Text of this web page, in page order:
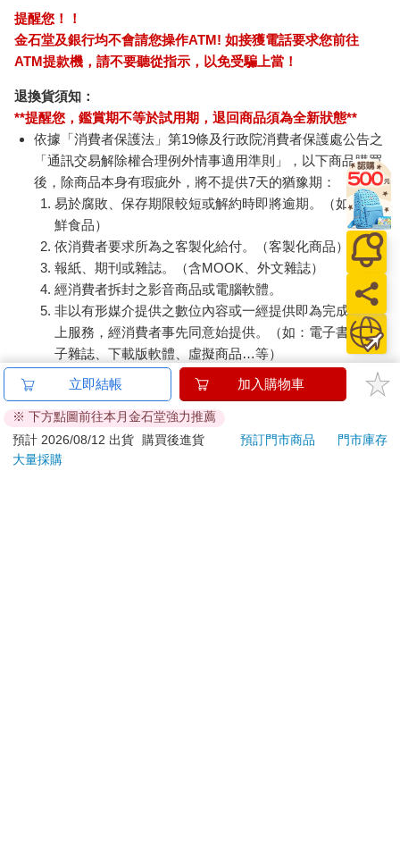
提醒您！！
金石堂及銀行均不會請您操作ATM! 如接獲電話要求您前往
ATM提款機，請不要聽從指示，以免受騙上當！
退換貨須知：
**提醒您，鑑賞期不等於試用期，退回商品須為全新狀態**
依據「消費者保護法」第19條及行政院消費者保護處公告之
「通訊交易解除權合理例外情事適用準則」，以下商品購買
後，除商品本身有瑕疵外，將不提供7天的猶豫期：
易於腐敗、保存期限較短或解約時即將逾期。（如：生
鮮食品）
依消費者要求所為之客製化給付。（客製化商品）
報紙、期刊或雜誌。（含MOOK、外文雜誌）
經消費者拆封之影音商品或電腦軟體。
非以有形媒介提供之數位內容或一經提供即為完成之線
上服務，經消費者事先同意始提供。（如：電子書、電
子雜誌、下載版軟體、虛擬商品…等）
已拆封之個人衛生用品。（如：內衣褲、刮鬍刀、除毛
若非上列種類商品，均享有到貨7天的猶豫期（含例假
日）。
辦理退換貨時，商品（組合商品恕無法接受單獨退貨）必須
立即結帳 加入購物車
※ 下方點圖前往本月金石堂強力推薦
預計 2026/08/12 出貨
購買後進貨 預訂門市商品
門市庫存
大量採購